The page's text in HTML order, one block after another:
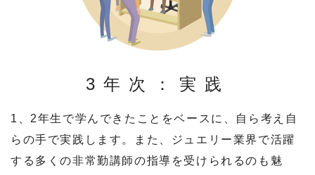
3年次：実践
1、2年生で学んできたことをベースに、自ら考え自
らの手で実践します。また、ジュエリー業界で活躍
する多くの非常勤講師の指導を受けられるのも魅